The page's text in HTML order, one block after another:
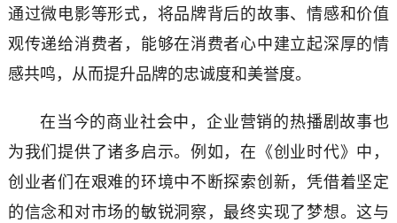
通过微电影等形式，将品牌背后的故事、情感和价值
观传递给消费者，能够在消费者心中建立起深厚的情
感共鸣，从而提升品牌的忠诚度和美誉度。
在当今的商业社会中，企业营销的热播剧故事也
为我们提供了诸多启示。例如，在《创业时代》中，
创业者们在艰难的环境中不断探索创新，凭借着坚定
的信念和对市场的敏锐洞察，最终实现了梦想。这与